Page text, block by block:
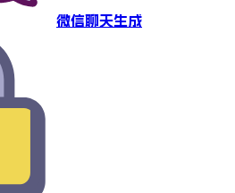
微信聊天生成